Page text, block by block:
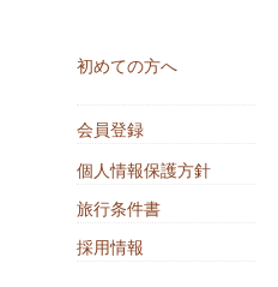
初めての方へ
会員登録
個人情報保護方針
旅行条件書
採用情報